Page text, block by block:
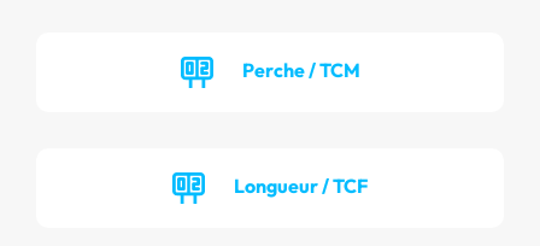
Perche / TCM
Longueur / TCF